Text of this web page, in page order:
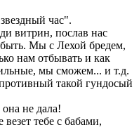
час".
витрин, послав нас
быть. Мы с Лехой бредем,
нам отбывать и как
мы сможем... и т.д.
такой гундосый
не дала!
тебе с бабами,